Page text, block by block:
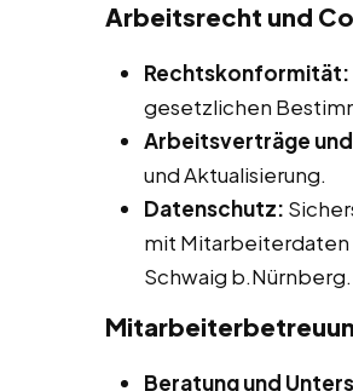
Arbeitsrecht und
Rechtskonformität:
gesetzlichen
Arbeitsverträge
und Aktualisierung.
Datenschutz:
mit Mitarbeiterdaten
Schwaig b.Nürnberg.
Beratung und